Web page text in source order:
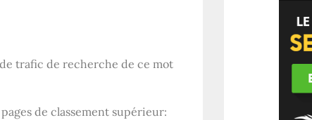
trafic de recherche de ce mot
de classement supérieur: